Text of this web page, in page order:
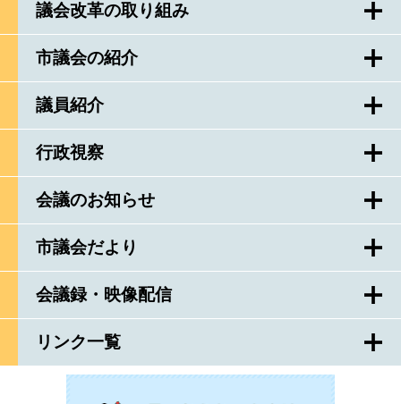
議会改革の取り組み
市議会の紹介
議員紹介
行政視察
会議のお知らせ
市議会だより
会議録・映像配信
リンク一覧